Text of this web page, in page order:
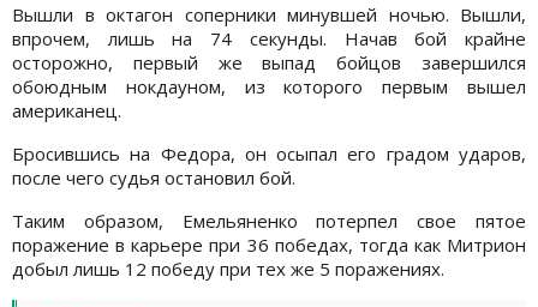
Вышли в октагон соперники минувшей ночью. Вышли,
впрочем, лишь на 74 секунды. Начав бой крайне
осторожно, первый же выпад бойцов завершился
обоюдным нокдауном, из которого первым вышел
американец.
Бросившись на Федора, он осыпал его градом ударов,
после чего судья остановил бой.
Таким образом, Емельяненко потерпел свое пятое
поражение в карьере при 36 победах, тогда как Митрион
добыл лишь 12 победу при тех же 5 поражениях.